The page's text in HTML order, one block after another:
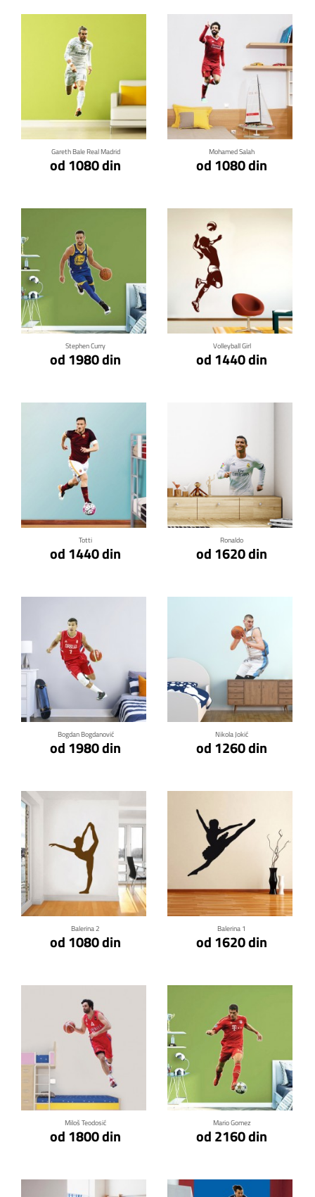
Gareth Bale Real Madrid
od 1080 din
Klikni za detalje
Mohamed Salah
od 1080 din
Klikni za detalje
Stephen Curry
od 1980 din
Klikni za detalje
Volleyball Girl
od 1440 din
Klikni za detalje
Totti
od 1440 din
Klikni za detalje
Ronaldo
od 1620 din
Klikni za detalje
Bogdan Bogdanović
od 1980 din
Klikni za detalje
Nikola Jokić
od 1260 din
Klikni za detalje
Balerina 2
od 1080 din
Klikni za detalje
Balerina 1
od 1620 din
Miloš Teodosić
od 1800 din
Klikni za detalje
Mario Gomez
od 2160 din
Klikni za detalje